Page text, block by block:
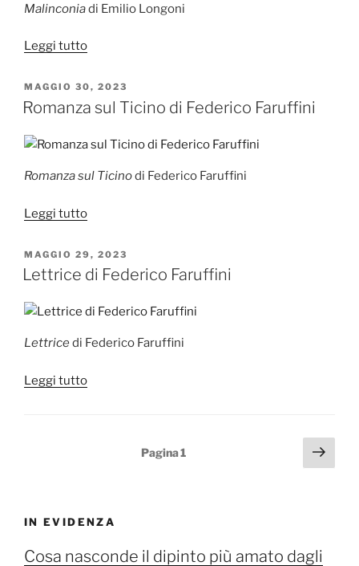
Malinconiadi Emilio Longoni
Leggi tutto“Malinconia
Emilio
Longoni”
PUBBLICATO
IL
MAGGIO 30, 2023
Romanza sul Ticino di Federico Faruffini
Romanza sul Ticinodi Federico Faruffini
Leggi tutto“Romanza
Ticino
di
Faruffini”
PUBBLICATO
IL
MAGGIO 29, 2023
Lettrice di Federico Faruffini
Lettricedi Federico Faruffini
Leggi tutto“Lettrice
Pagina1
IN EVIDENZA
Cosa nasconde il dipinto più amato dagli